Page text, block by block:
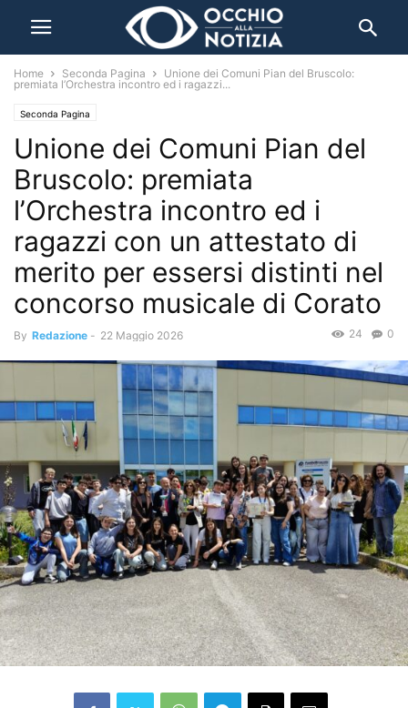
Home Seconda Pagina
Unione dei Comuni Pian del Bruscolo:
premiata l’Orchestra incontro ed i ragazzi...
Seconda Pagina
Unione dei Comuni Pian del
Bruscolo: premiata
l’Orchestra incontro ed i
ragazzi con un attestato di
merito per essersi distinti nel
concorso musicale di Corato
By Redazione - 22 Maggio 2026 0
24